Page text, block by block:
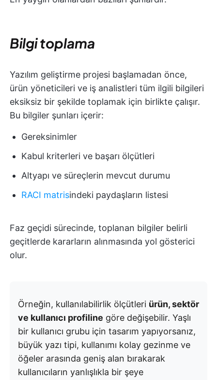
Bilgi toplama
Yazılım geliştirme projesi başlamadan önce,
ürün yöneticileri ve iş analistleri tüm ilgili bilgileri
eksiksiz bir şekilde toplamak için birlikte çalışır.
Bu bilgiler şunları içerir:
Gereksinimler
Kabul kriterleri ve başarı ölçütleri
Altyapı ve süreçlerin mevcut durumu
RACI matrisindeki paydaşların listesi
Faz geçidi sürecinde, toplanan bilgiler belirli
geçitlerde kararların alınmasında yol gösterici
olur.
Örneğin, kullanılabilirlik ölçütleri ürün, sektör
ve kullanıcı profiline göre değişebilir. Yaşlı
bir kullanıcı grubu için tasarım yapıyorsanız,
büyük yazı tipi, kullanımı kolay gezinme ve
öğeler arasında geniş alan bırakarak
kullanıcıların yanlışlıkla bir şeye